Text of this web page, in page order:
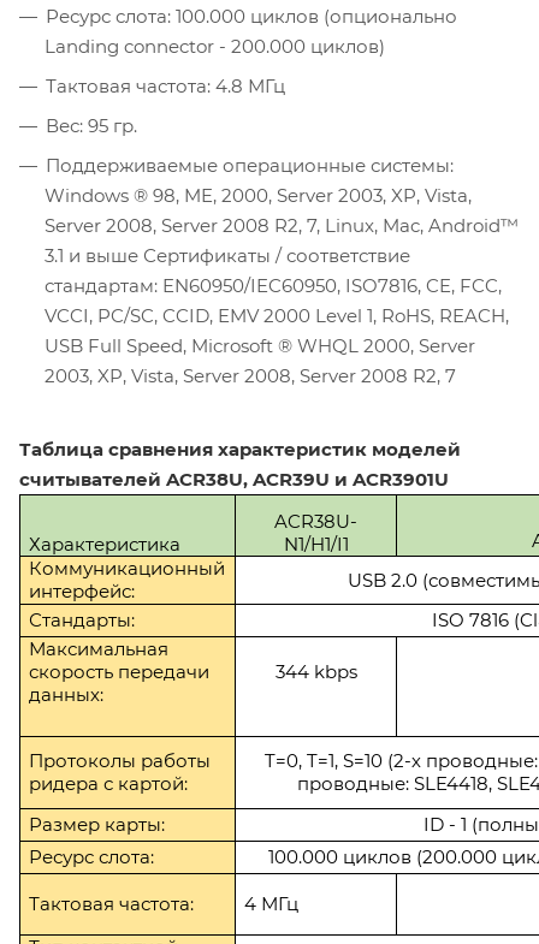
Ресурс слота: 100.000 циклов (опционально
Landing connector - 200.000 циклов)
Тактовая частота: 4.8 МГц
Вес: 95 гр.
Поддерживаемые операционные системы:
Windows ® 98, ME, 2000, Server 2003, XP, Vista,
Server 2008, Server 2008 R2, 7, Linux, Mac, Android™
3.1 и выше Сертификаты / соответствие
стандартам: EN60950/IEC60950, ISO7816, CE, FCC,
VCCI, PC/SC, CCID, EMV 2000 Level 1, RoHS, REACH,
USB Full Speed, Microsoft ® WHQL 2000, Server
2003, XP, Vista, Server 2008, Server 2008 R2, 7
Таблица сравнения характеристик моделей
считывателей ACR38U, ACR39U и ACR3901U
Характеристика
ACR38U-
N1/H1/I1
Коммуникационный
интерфейс:
USB 2.0
Стандарты:
ISO 7816
Максимальная
скорость передачи
данных:
344 kbps
Протоколы работы
ридера с картой:
T=0, T=1, S=10 (2-х проводные:
проводные: SLE4418,
Размер карты:
ID - 1
Ресурс слота:
100.000 циклов (200.000
Тактовая частота:
4 МГц